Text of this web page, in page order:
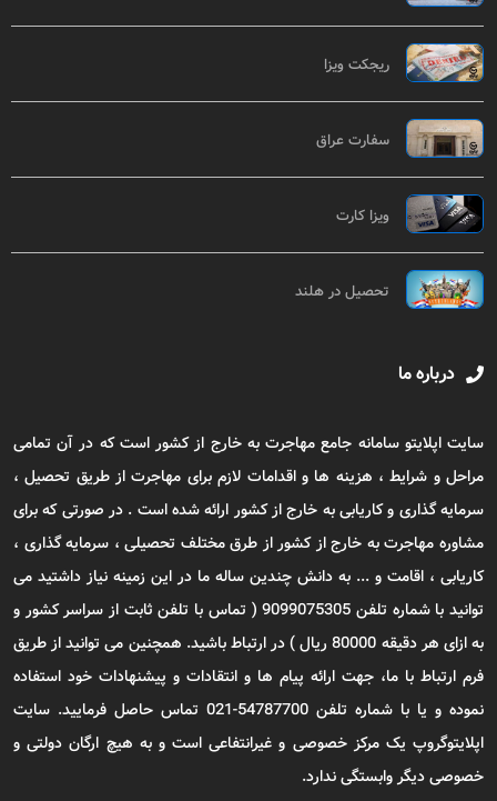
ریجکت ویزا
سفارت عراق
ویزا کارت
تحصیل در هلند
درباره ما
سایت اپلایتو سامانه جامع مهاجرت به خارج از کشور است که در آن تمامی
مراحل و شرایط ، هزینه ها و اقدامات لازم برای مهاجرت از طریق تحصیل ،
سرمایه گذاری و کاریابی به خارج از کشور ارائه شده است . در صورتی که برای
مشاوره مهاجرت به خارج از کشور از طرق مختلف تحصیلی ، سرمایه گذاری ،
کاریابی ، اقامت و ... به دانش چندین ساله ما در این زمینه نیاز داشتید می
توانید با شماره تلفن 9099075305 ( تماس با تلفن ثابت از سراسر کشور و
به ازای هر دقیقه 80000 ریال ) در ارتباط باشید. همچنین می توانید از طریق
فرم ارتباط با ما، جهت ارائه پیام ها و انتقادات و پیشنهادات خود استفاده
نموده و یا با شماره تلفن 54787700-021 تماس حاصل فرمایید. سایت
اپلایتوگروپ یک مرکز خصوصی و غیرانتفاعی است و به هیچ ارگان دولتی و
خصوصی دیگر وابستگی ندارد.